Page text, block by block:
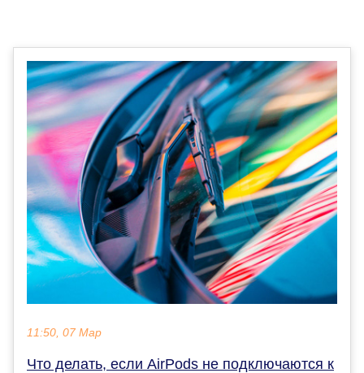
11:50, 07 Мар
Что делать, если AirPods не подключаются к